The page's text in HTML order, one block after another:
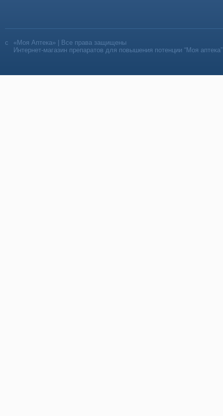
«Моя Аптека» | Все права защищены
Интернет-магазин препаратов для повышения потенции “Моя